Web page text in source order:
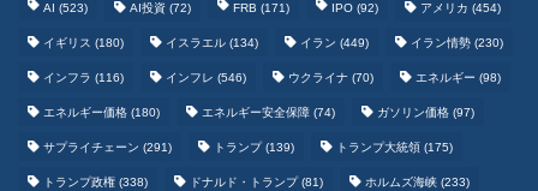
AI (523) AI投資 (72) FRB (171) IPO (92) アメリカ (454)
イギリス (180) イスラエル (134) イラン (449) イラン情勢 (230)
インフラ (116) インフレ (546) ウクライナ (70) エネルギー (98)
エネルギー価格 (180) エネルギー安全保障 (74) ガソリン価格 (97)
サプライチェーン (291) トランプ(139) トランプ大統領 (175)
トランプ政権 (338) ドナルド・トランプ(81) ホルムズ海峡 (233)